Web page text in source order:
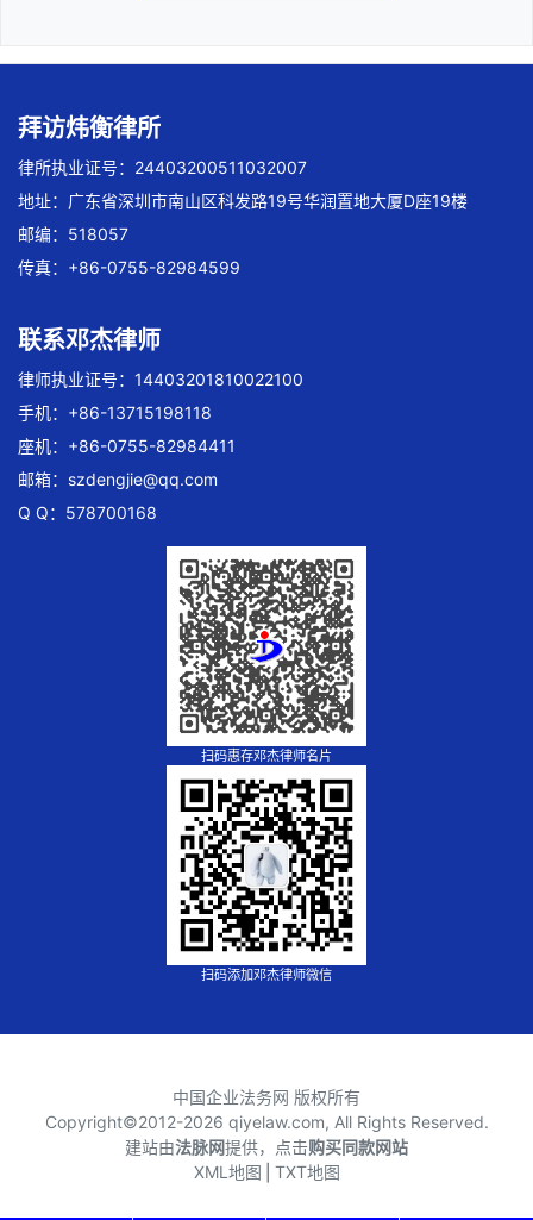
拜访炜衡律所
律所执业证号：24403200511032007
地址：广东省深圳市南山区科发路19号华润置地大厦D座19楼
邮编：518057
传真：+86-0755-82984599
联系邓杰律师
律师执业证号：14403201810022100
手机：+86-13715198118
座机：+86-0755-82984411
邮箱： szdengjie@qq.com
Q Q：578700168
扫码惠存邓杰律师名片
扫码添加邓杰律师微信
中国企业法务网 版权所有
Copyright©2012-2026 qiyelaw.com, All Rights Reserved.
建站由法脉网提供，点击购买同款网站
XML地图 TXT地图